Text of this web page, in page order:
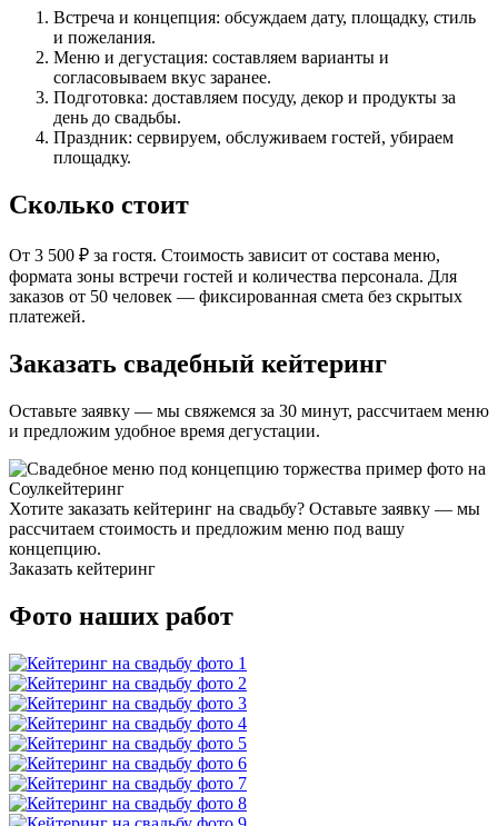
Встреча и концепция: обсуждаем дату, площадку, стиль
и пожелания.
Меню и дегустация: составляем варианты и
согласовываем вкус заранее.
Подготовка: доставляем посуду, декор и продукты за
день до свадьбы.
Праздник: сервируем, обслуживаем гостей, убираем
площадку.
Сколько стоит
От 3 500 ₽ за гостя. Стоимость зависит от состава меню,
формата зоны встречи гостей и количества персонала. Для
заказов от 50 человек — фиксированная смета без скрытых
платежей.
Заказать свадебный кейтеринг
Оставьте заявку — мы свяжемся за 30 минут, рассчитаем меню
и предложим удобное время дегустации.
Хотите заказать кейтеринг на свадьбу? Оставьте заявку — мы
рассчитаем стоимость и предложим меню под вашу
концепцию.
Заказать кейтеринг
Фото наших работ